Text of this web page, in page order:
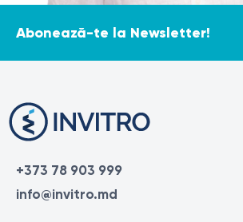
Abonează-te la Newsletter!
+373 78 903 999
info@invitro.md